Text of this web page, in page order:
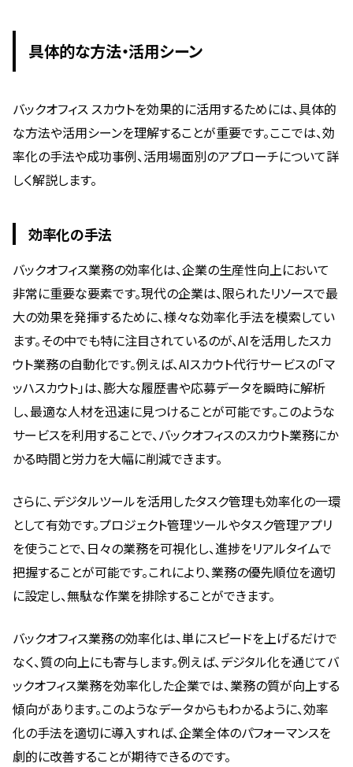
具体的な方法・活用シーン
バックオフィス スカウトを効果的に活用するためには、具体的
な方法や活用シーンを理解することが重要です。ここでは、効
率化の手法や成功事例、活用場面別のアプローチについて詳
しく解説します。
効率化の手法
バックオフィス業務の効率化は、企業の生産性向上において
非常に重要な要素です。現代の企業は、限られたリソースで最
大の効果を発揮するために、様々な効率化手法を模索してい
ます。その中でも特に注目されているのが、AIを活用したスカ
ウト業務の自動化です。例えば、AIスカウト代行サービスの「マ
ッハスカウト」は、膨大な履歴書や応募データを瞬時に解析
し、最適な人材を迅速に見つけることが可能です。このような
サービスを利用することで、バックオフィスのスカウト業務にか
かる時間と労力を大幅に削減できます。
さらに、デジタルツールを活用したタスク管理も効率化の一環
として有効です。プロジェクト管理ツールやタスク管理アプリ
を使うことで、日々の業務を可視化し、進捗をリアルタイムで
把握することが可能です。これにより、業務の優先順位を適切
に設定し、無駄な作業を排除することができます。
バックオフィス業務の効率化は、単にスピードを上げるだけで
なく、質の向上にも寄与します。例えば、デジタル化を通じてバ
ックオフィス業務を効率化した企業では、業務の質が向上する
傾向があります。このようなデータからもわかるように、効率
化の手法を適切に導入すれば、企業全体のパフォーマンスを
劇的に改善することが期待できるのです。